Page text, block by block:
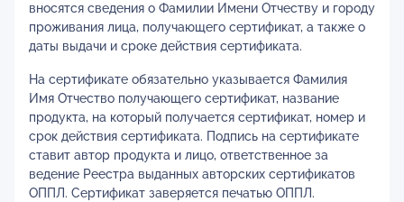
вносятся сведения о Фамилии Имени Отчеству и городу
проживания лица, получающего сертификат, а также о
даты выдачи и сроке действия сертификата.
На сертификате обязательно указывается Фамилия
Имя Отчество получающего сертификат, название
продукта, на который получается сертификат, номер и
срок действия сертификата. Подпись на сертификате
ставит автор продукта и лицо, ответственное за
ведение Реестра выданных авторских сертификатов
ОППЛ. Сертификат заверяется печатью ОППЛ.